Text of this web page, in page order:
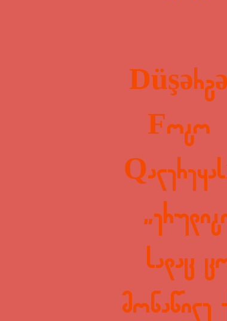
Düşərgə
Foto
სადაც
მონაწილე